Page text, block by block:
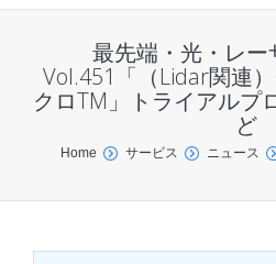
最先端・光・レー
Vol.451「（Lidar関連
クロTM」トライアルプ
ど
You are here:
Home サービス ニュース